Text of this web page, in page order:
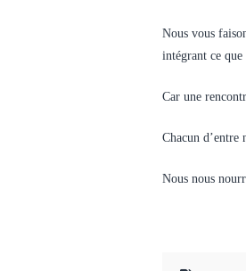
Nous vous
intégrant ce que
Car une
Chacun d’entre
Nous nous